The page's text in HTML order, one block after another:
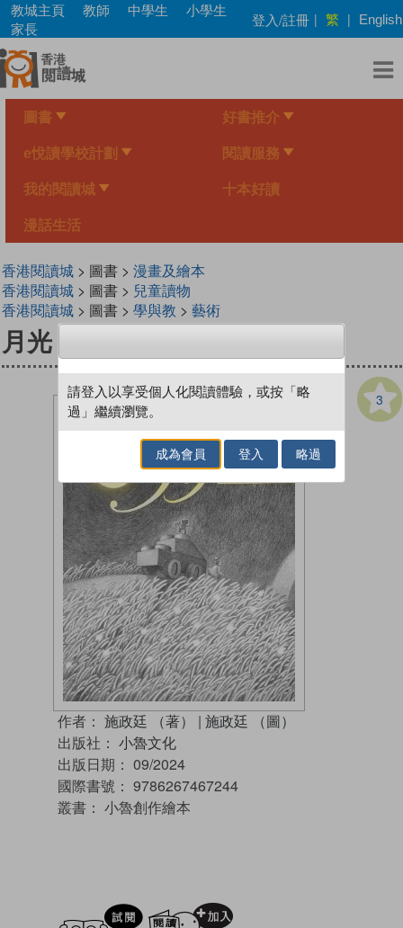
Skip
main
content
教城主頁 教師 中學生
小學生
家長
登入/註冊 | 繁 | English
圖書 好書推介
e悅讀學校計劃 閱讀服務
我的閱讀城 十本好讀
漫話生活
香港閱讀城> 圖書 > 漫畫及繪本
香港閱讀城> 圖書 > 兒童讀物
香港閱讀城> 圖書 > 學與教 > 藝術
月光
3
作者： 施政廷 （著） | 施政廷 （圖）
出版社： 小魯文化
出版日期： 09/2024
國際書號： 9786267467244
叢書： 小魯創作繪本
試閲
請登入以享受個人化閱讀體驗，或按「略
過」繼續瀏覽。
成為會員 登入 略過